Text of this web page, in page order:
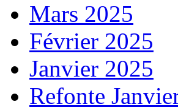
Mars 2025
Février 2025
Janvier 2025
Refonte